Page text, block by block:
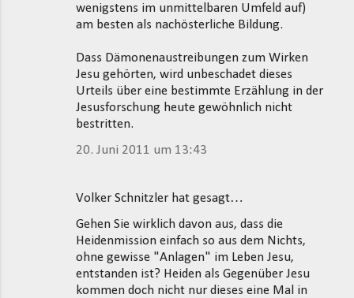
wenigstens im unmittelbaren Umfeld auf)
am besten als nachösterliche Bildung.
Dass Dämonenaustreibungen zum Wirken
Jesu gehörten, wird unbeschadet dieses
Urteils über eine bestimmte Erzählung in der
Jesusforschung heute gewöhnlich nicht
bestritten.
20. Juni 2011 um 13:43
Volker Schnitzler hat gesagt…
Gehen Sie wirklich davon aus, dass die
Heidenmission einfach so aus dem Nichts,
ohne gewisse "Anlagen" im Leben Jesu,
entstanden ist? Heiden als Gegenüber Jesu
kommen doch nicht nur dieses eine Mal in